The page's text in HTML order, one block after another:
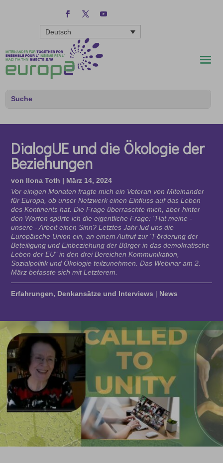
Deutsch
DialogUE und die Ökologie der
Beziehungen
von Ilona Toth | März 14, 2024
Vor einigen Monaten fragte mich ein Veteran von Miteinander
für Europa, ob unser Netzwerk einen Einfluss auf das Leben
des Kontinents hat. Die Frage überraschte mich, aber hinter
den Worten spürte ich die eigentliche Frage: "Hat meine -
unsere - Arbeit einen Sinn? Letztes Jahr lud uns die
Europäische Union ein, an einem Aufruf zur "Förderung der
Beteiligung und Einbeziehung der Bürger in das demokratische
Leben der EU" in den drei Bereichen Kommunikation,
Sozialpolitik und Ökologie teilzunehmen. Das Webinar am 2.
März befasste sich mit Letzterem.
Erfahrungen, Denkansätze und Interviews | News